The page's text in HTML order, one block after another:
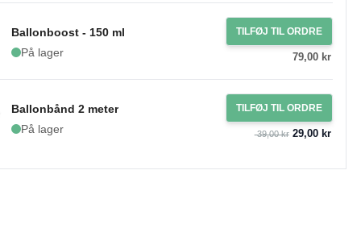
Ballonboost - 150 ml
På lager
TILFØJ TIL ORDRE
79,00 kr
Ballonbånd 2 meter
På lager
TILFØJ TIL ORDRE
39,00 kr29,00 kr